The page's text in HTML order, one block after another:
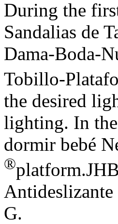
During the
Sandalias de
Dama-Boda-
Tobillo-
the desired
lighting. In the
dormir bebé
®
G.